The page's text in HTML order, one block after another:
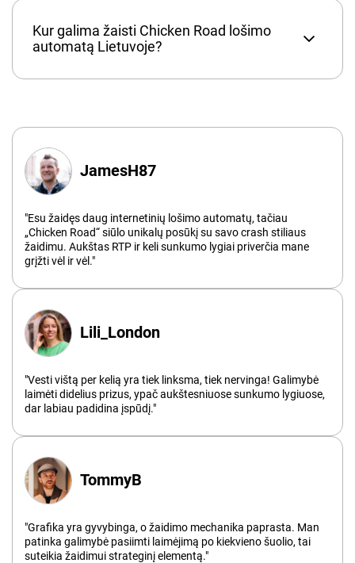
Kur galima žaisti Chicken Road lošimo
automatą Lietuvoje?
JamesH87
"Esu žaidęs daug internetinių lošimo automatų, tačiau
„Chicken Road“ siūlo unikalų posūkį su savo crash stiliaus
žaidimu. Aukštas RTP ir keli sunkumo lygiai priverčia mane
grįžti vėl ir vėl."
Lili_London
"Vesti vištą per kelią yra tiek linksma, tiek nervinga! Galimybė
laimėti didelius prizus, ypač aukštesniuose sunkumo lygiuose,
dar labiau padidina įspūdį."
TommyB
"Grafika yra gyvybinga, o žaidimo mechanika paprasta. Man
patinka galimybė pasiimti laimėjimą po kiekvieno šuolio, tai
suteikia žaidimui strateginį elementą."